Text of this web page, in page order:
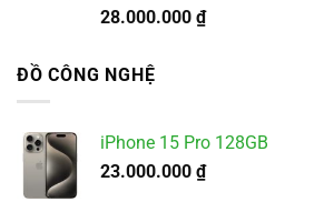
28.000.000 ₫
ĐỒ CÔNG NGHỆ
iPhone 15 Pro 128GB
23.000.000 ₫